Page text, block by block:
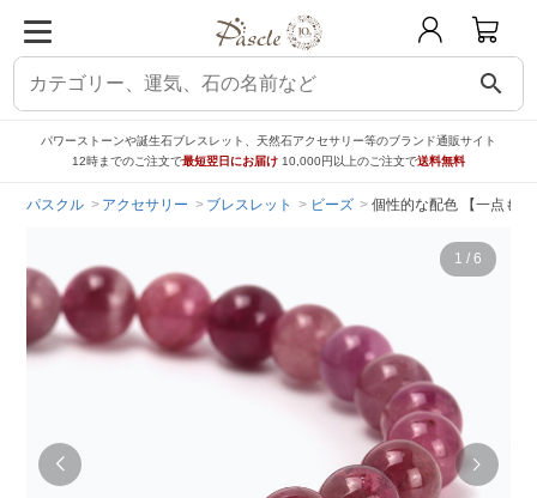
search
パワーストーンや誕生石ブレスレット、天然石アクセサリー等のブランド通販サイト
12時までのご注文で最短翌日にお届け 10,000円以上のご注文で送料無料
パスクル アクセサリー ブレスレット ビーズ 個性的な配色 【一点も
1 / 6